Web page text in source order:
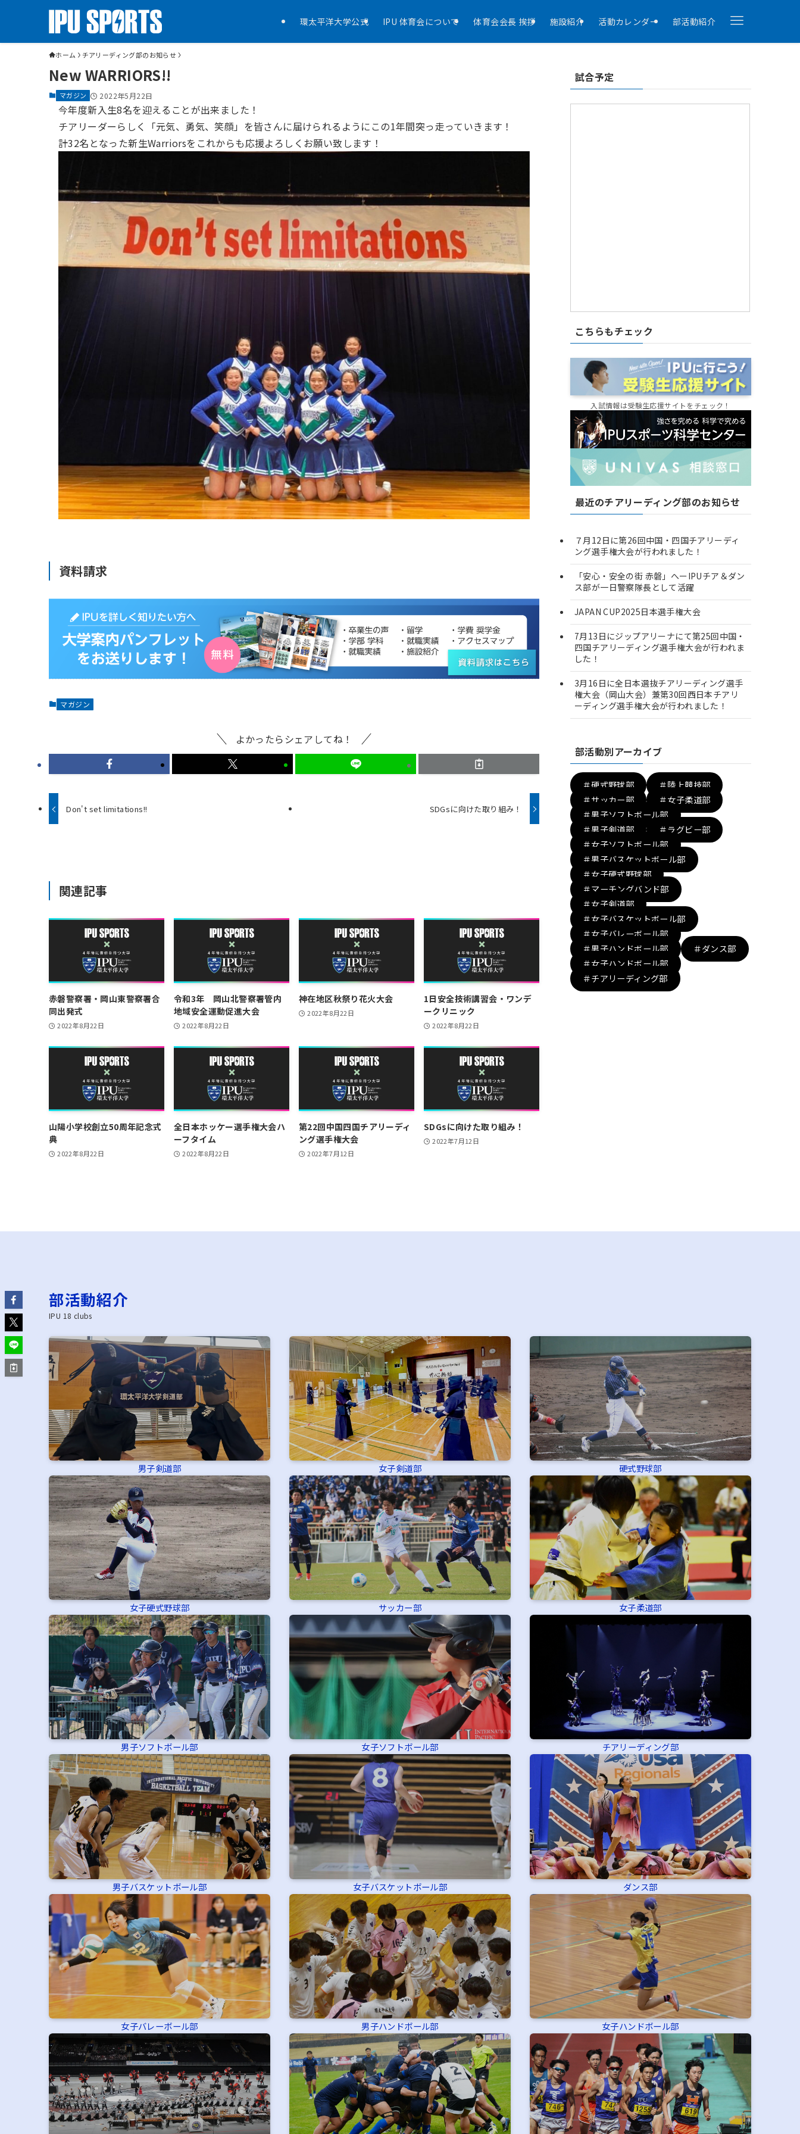
環太平洋大学公式 IPU 体育会について 体育会会長 挨拶 施設紹介 活動カレンダー 部活動紹介
ホーム チアリーディング部のお知らせ
New WARRIORS!!
マガジン 2022年5月22日
今年度新入生8名を迎えることが出来ました！
チアリーダーらしく「元気、勇気、笑顔」を皆さんに届けられるようにこの1年間突っ走っていきます！
計32名となった新生Warriorsをこれからも応援よろしくお願い致します！
資料請求
マガジン
よかったらシェアしてね！
Don't set limitations!! SDGsに向けた取り組み！
関連記事
赤磐警察署・岡山東警察署合
同出発式
2022年8月22日
令和3年 岡山北警察署管内
地域安全運動促進大会
2022年8月22日
神在地区秋祭り花火大会
2022年8月22日
1日安全技術講習会・ワンデ
ークリニック
2022年8月22日
山陽小学校創立50周年記念式
典
2022年8月22日
全日本ホッケー選手権大会ハ
ーフタイム
2022年8月22日
第22回中国四国チアリーディ
ング選手権大会
2022年7月12日
SDGsに向けた取り組み！
2022年7月12日
試合予定
こちらもチェック
入試情報は受験生応援サイトをチェック！
最近のチアリーディング部のお知らせ
７月12日に第26回中国・四国チアリーディ
ング選手権大会が行われました！
「安心・安全の街 赤磐」へーIPUチア＆ダン
ス部が一日警察隊長として活躍
JAPAN CUP2025日本選手権大会
7月13日にジップアリーナにて第25回中国・
四国チアリーディング選手権大会が行われま
した！
3月16日に全日本選抜チアリーディング選手
権大会（岡山大会）兼第30回西日本チアリ
ーディング選手権大会が行われました！
部活動別アーカイブ
＃硬式野球部
＃陸上競技部
＃サッカー部
＃女子柔道部
＃男子ソフトボール部
＃男子剣道部
＃ラグビー部
＃女子ソフトボール部
＃男子バスケットボール部
＃女子硬式野球部
＃マーチングバンド部
＃女子剣道部
＃女子バスケットボール部
＃女子バレーボール部
＃男子ハンドボール部
＃ダンス部
＃女子ハンドボール部
＃チアリーディング部
部活動紹介
IPU 18 clubs
男子剣道部 女子剣道部 硬式野球部
女子硬式野球部 サッカー部 女子柔道部
男子ソフトボール部 女子ソフトボール部 チアリーディング部
男子バスケットボール部 女子バスケットボール部 ダンス部
女子バレーボール部 男子ハンドボール部 女子ハンドボール部